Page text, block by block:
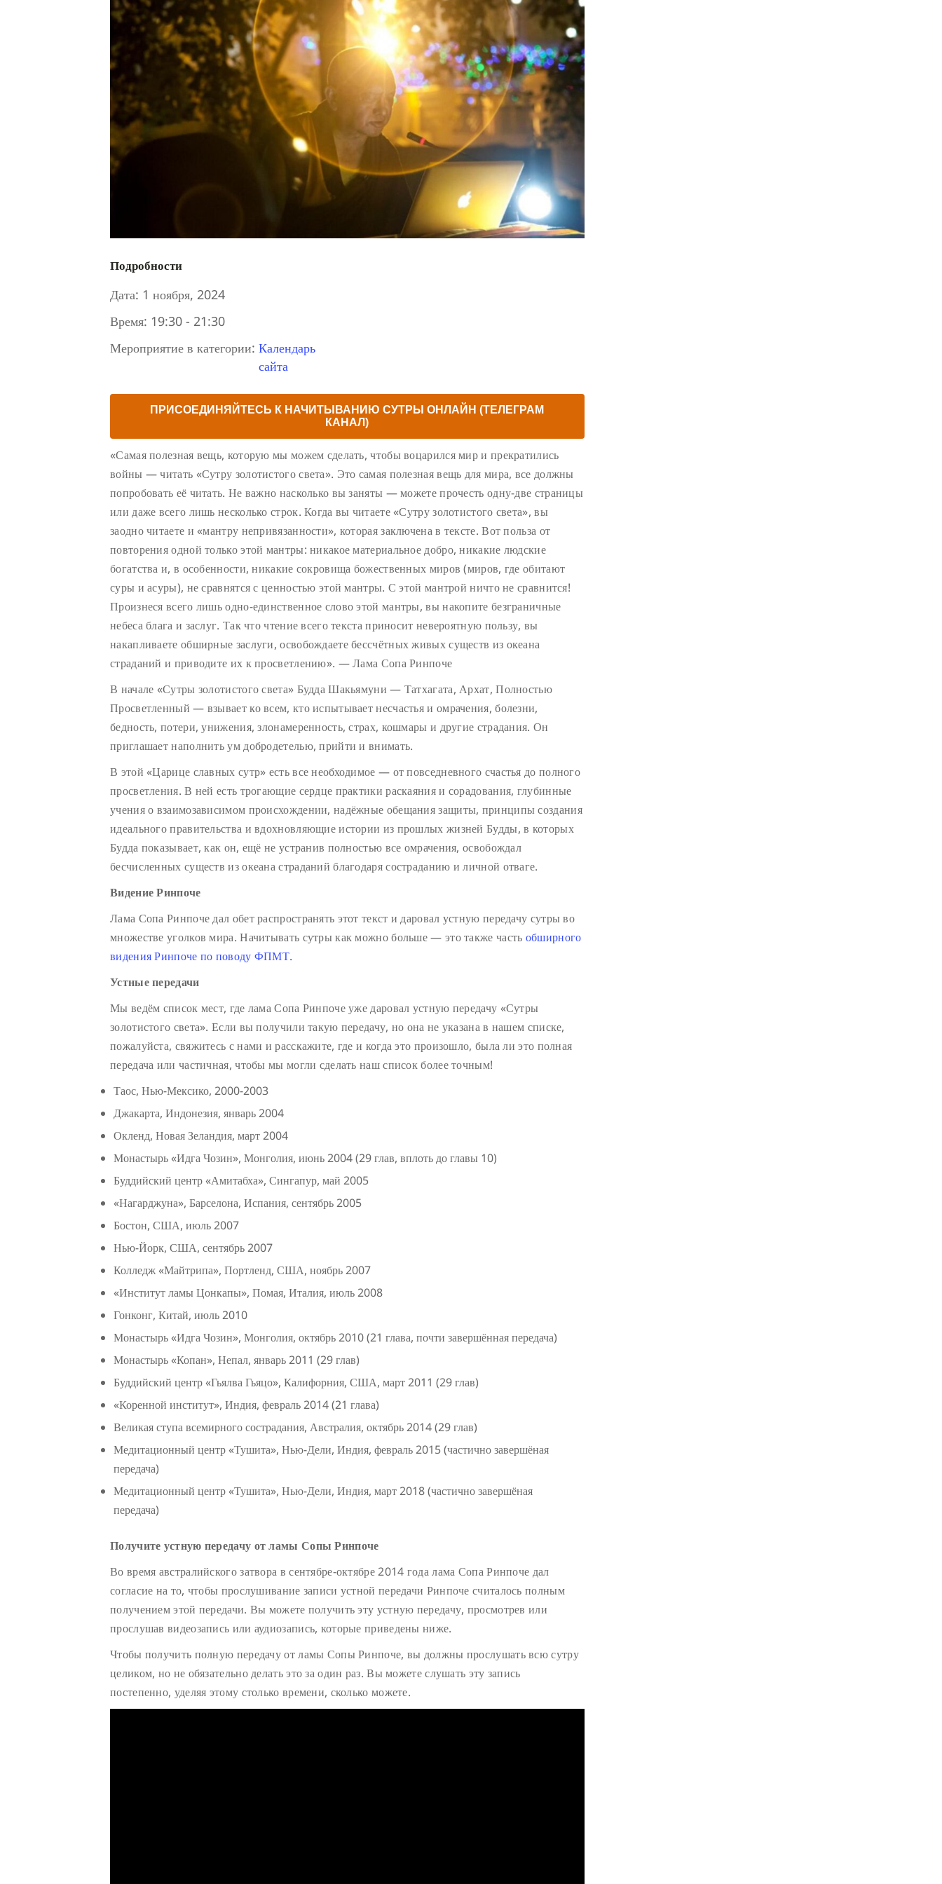
Подробности
Дата: 1 ноября, 2024
Время: 19:30 - 21:30
Мероприятие в категории: Календарь
сайта
ПРИСОЕДИНЯЙТЕСЬ К НАЧИТЫВАНИЮ СУТРЫ ОНЛАЙН (ТЕЛЕГРАМ
КАНАЛ)
«Самая полезная вещь, которую мы можем сделать, чтобы воцарился мир и прекратились
войны — читать «Сутру золотистого света». Это самая полезная вещь для мира, все должны
попробовать её читать. Не важно насколько вы заняты — можете прочесть одну-две страницы
или даже всего лишь несколько строк. Когда вы читаете «Сутру золотистого света», вы
заодно читаете и «мантру непривязанности», которая заключена в тексте. Вот польза от
повторения одной только этой мантры: никакое материальное добро, никакие людские
богатства и, в особенности, никакие сокровища божественных миров (миров, где обитают
суры и асуры), не сравнятся с ценностью этой мантры. С этой мантрой ничто не сравнится!
Произнеся всего лишь одно-единственное слово этой мантры, вы накопите безграничные
небеса блага и заслуг. Так что чтение всего текста приносит невероятную пользу, вы
накапливаете обширные заслуги, освобождаете бессчётных живых существ из океана
страданий и приводите их к просветлению». — Лама Сопа Ринпоче
В начале «Сутры золотистого света» Будда Шакьямуни — Татхагата, Архат, Полностью
Просветленный — взывает ко всем, кто испытывает несчастья и омрачения, болезни,
бедность, потери, унижения, злонамеренность, страх, кошмары и другие страдания. Он
приглашает наполнить ум добродетелью, прийти и внимать.
В этой «Царице славных сутр» есть все необходимое — от повседневного счастья до полного
просветления. В ней есть трогающие сердце практики раскаяния и сорадования, глубинные
учения о взаимозависимом происхождении, надёжные обещания защиты, принципы создания
идеального правительства и вдохновляющие истории из прошлых жизней Будды, в которых
Будда показывает, как он, ещё не устранив полностью все омрачения, освобождал
бесчисленных существ из океана страданий благодаря состраданию и личной отваге.
Видение Ринпоче
Лама Сопа Ринпоче дал обет распространять этот текст и даровал устную передачу сутры во
множестве уголков мира. Начитывать сутры как можно больше — это также часть обширного
видения Ринпоче по поводу ФПМТ.
Устные передачи
Мы ведём список мест, где лама Сопа Ринпоче уже даровал устную передачу «Сутры
золотистого света». Если вы получили такую передачу, но она не указана в нашем списке,
пожалуйста, свяжитесь с нами и расскажите, где и когда это произошло, была ли это полная
передача или частичная, чтобы мы могли сделать наш список более точным!
Таос, Нью-Мексико, 2000-2003
Джакарта, Индонезия, январь 2004
Окленд, Новая Зеландия, март 2004
Монастырь «Идга Чозин», Монголия, июнь 2004 (29 глав, вплоть до главы 10)
Буддийский центр «Амитабха», Сингапур, май 2005
«Нагарджуна», Барселона, Испания, сентябрь 2005
Бостон, США, июль 2007
Нью-Йорк, США, сентябрь 2007
Колледж «Майтрипа», Портленд, США, ноябрь 2007
«Институт ламы Цонкапы», Помая, Италия, июль 2008
Гонконг, Китай, июль 2010
Монастырь «Идга Чозин», Монголия, октябрь 2010 (21 глава, почти завершённая передача)
Монастырь «Копан», Непал, январь 2011 (29 глав)
Буддийский центр «Гьялва Гьяцо», Калифорния, США, март 2011 (29 глав)
«Коренной институт», Индия, февраль 2014 (21 глава)
Великая ступа всемирного сострадания, Австралия, октябрь 2014 (29 глав)
Медитационный центр «Тушита», Нью-Дели, Индия, февраль 2015 (частично завершёная
передача)
Медитационный центр «Тушита», Нью-Дели, Индия, март 2018 (частично завершёная
передача)
Получите устную передачу от ламы Сопы Ринпоче
Во время австралийского затвора в сентябре-октябре 2014 года лама Сопа Ринпоче дал
согласие на то, чтобы прослушивание записи устной передачи Ринпоче считалось полным
получением этой передачи. Вы можете получить эту устную передачу, просмотрев или
прослушав видеозапись или аудиозапись, которые приведены ниже.
Чтобы получить полную передачу от ламы Сопы Ринпоче, вы должны прослушать всю сутру
целиком, но не обязательно делать это за один раз. Вы можете слушать эту запись
постепенно, уделяя этому столько времени, сколько можете.